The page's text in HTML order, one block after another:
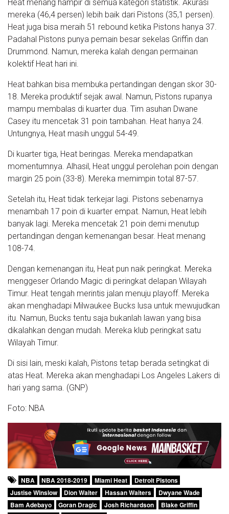
Heat menang hampir di semua kategori statistik. Akurasi
mereka (46,4 persen) lebih baik dari Pistons (35,1 persen).
Heat juga bisa meraih 51 rebound ketika Pistons hanya 37.
Padahal Pistons punya pemain besar sekelas Griffin dan
Drummond. Namun, mereka kalah dengan permainan
kolektif Heat hari ini.
Heat bahkan bisa membuka pertandingan dengan skor 30-
18. Mereka produktif sejak awal. Namun, Pistons rupanya
mampu membalas di kuarter dua. Tim asuhan Dwane
Casey itu mencetak 31 poin tambahan. Heat hanya 24.
Untungnya, Heat masih unggul 54-49.
Di kuarter tiga, Heat beringas. Mereka mendapatkan
momentumnya. Alhasil, Heat unggul perolehan poin dengan
margin 25 poin (33-8). Mereka memimpin total 87-57.
Setelah itu, Heat tidak terkejar lagi. Pistons sebenarnya
menambah 17 poin di kuarter empat. Namun, Heat lebih
banyak lagi. Mereka mencetak 21 poin demi menutup
pertandingan dengan kemenangan besar. Heat menang
108-74.
Dengan kemenangan itu, Heat pun naik peringkat. Mereka
menggeser Orlando Magic di peringkat delapan Wilayah
Timur. Heat tengah merintis jalan menuju playoff. Mereka
akan menghadapi Milwaukee Bucks lusa untuk mewujudkan
itu. Namun, Bucks tentu saja bukanlah lawan yang bisa
dikalahkan dengan mudah. Mereka klub peringkat satu
Wilayah Timur.
Di sisi lain, meski kalah, Pistons tetap berada setingkat di
atas Heat. Mereka akan menghadapi Los Angeles Lakers di
hari yang sama. (GNP)
Foto: NBA
NBA NBA 2018-2019 Miami Heat
Detroit Pistons
Justise Winslow
Dion Waiter Hassan Waiters
Dwyane Wade
Bam Adebayo
Goran Dragic Josh Richardson
Blake Griffin